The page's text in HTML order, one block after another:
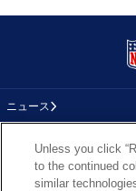
ニュース
コラムUnless you click
to the continued
similar